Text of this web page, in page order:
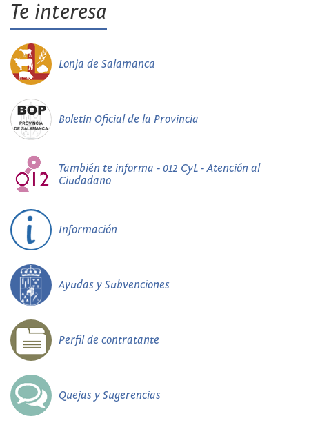
Te interesa
Lonja de Salamanca
Boletín Oficial de la Provincia
También te informa - 012 CyL - Atención al
Ciudadano
Información
Ayudas y Subvenciones
Perfil de contratante
Quejas y Sugerencias